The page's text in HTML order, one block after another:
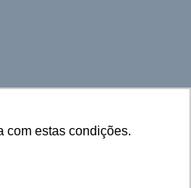
com estas condições.